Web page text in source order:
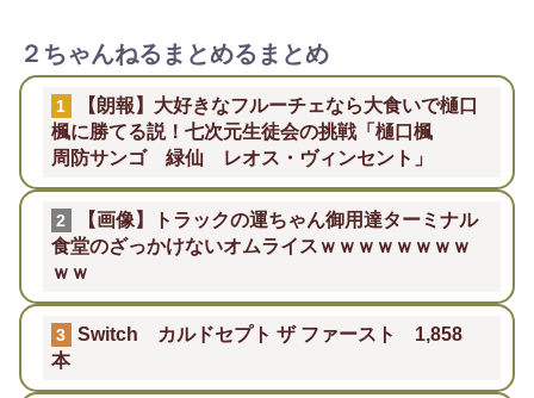
２ちゃんねるまとめるまとめ
1
【朗報】大好きなフルーチェなら大食いで樋口
楓に勝てる説！七次元生徒会の挑戦「樋口楓
周防サンゴ 緑仙 レオス・ヴィンセント」
2
【画像】トラックの運ちゃん御用達ターミナル
食堂のざっかけないオムライスｗｗｗｗｗｗｗｗ
ｗｗ
3
Switch カルドセプト ザ ファースト 1,858
本